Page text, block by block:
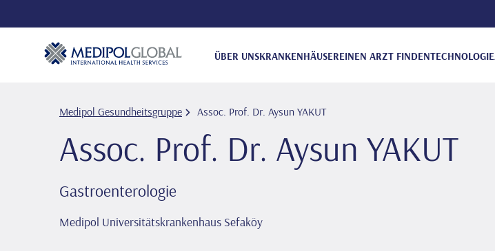
ÜBER UNSKRANKENHÄUSEREINEN ARZT FINDENTECHNOLOGIE
Medipol Gesundheitsgruppe Assoc. Prof. Dr. Aysun YAKUT
Assoc. Prof. Dr. Aysun YAKUT
Gastroenterologie
Medipol Universitätskrankenhaus Sefaköy